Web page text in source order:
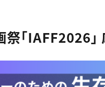
「IAFF2026」